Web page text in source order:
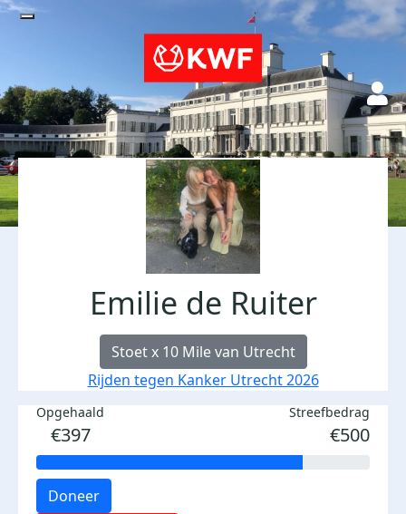
Emilie de Ruiter
Stoet x 10 Mile van Utrecht
Rijden tegen Kanker Utrecht 2026
Opgehaald
€397
Streefbedrag
€500
Doneer